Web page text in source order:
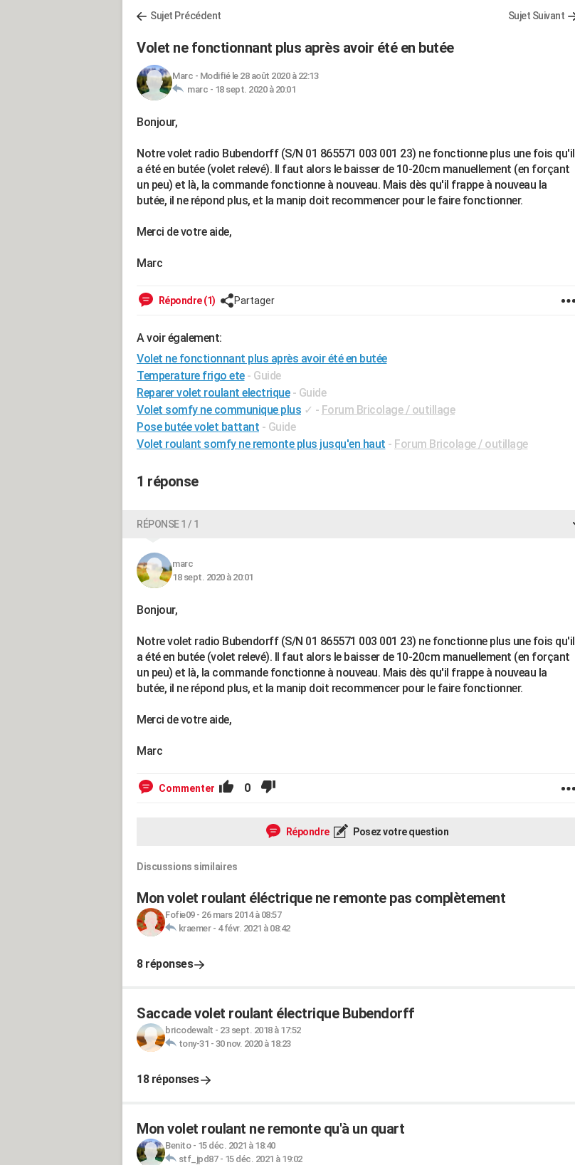
Sujet Précédent Sujet Suivant
Volet ne fonctionnant plus après avoir été en butée
Marc - Modifié le 28 août 2020 à 22:13
marc - 18 sept. 2020 à 20:01
Bonjour,
Notre volet radio Bubendorff (S/N 01 865571 003 001 23) ne fonctionne plus une fois qu'il
a été en butée (volet relevé). Il faut alors le baisser de 10-20cm manuellement (en forçant
un peu) et là, la commande fonctionne à nouveau. Mais dès qu'il frappe à nouveau la
butée, il ne répond plus, et la manip doit recommencer pour le faire fonctionner.
Merci de votre aide,
Marc
Répondre (1) Partager
A voir également:
Volet ne fonctionnant plus après avoir été en butée
Temperature frigo ete - Guide
Reparer volet roulant electrique - Guide
Volet somfy ne communique plus ✓ - Forum Bricolage / outillage
Pose butée volet battant - Guide
Volet roulant somfy ne remonte plus jusqu'en haut - Forum Bricolage / outillage
1 réponse
RÉPONSE 1 / 1
marc
18 sept. 2020 à 20:01
Bonjour,
Notre volet radio Bubendorff (S/N 01 865571 003 001 23) ne fonctionne plus une fois qu'il
a été en butée (volet relevé). Il faut alors le baisser de 10-20cm manuellement (en forçant
un peu) et là, la commande fonctionne à nouveau. Mais dès qu'il frappe à nouveau la
butée, il ne répond plus, et la manip doit recommencer pour le faire fonctionner.
Merci de votre aide,
Marc
Commenter 0
Répondre Posez votre question
Discussions similaires
Mon volet roulant éléctrique ne remonte pas complètement
Fofie09- 26 mars 2014 à 08:57
kraemer- 4 févr. 2021 à 08:42
8 réponses
Saccade volet roulant électrique Bubendorff
bricodewalt - 23 sept. 2018 à 17:52
tony-31 - 30 nov. 2020 à 18:23
18 réponses
Mon volet roulant ne remonte qu'à un quart
Benito- 15 déc. 2021 à 18:40
stf_jpd87- 15 déc. 2021 à 19:02